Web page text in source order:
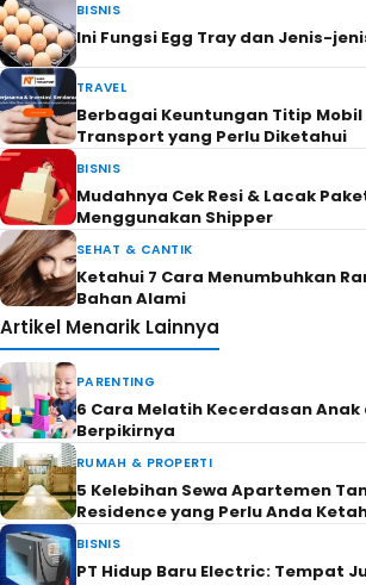
BISNIS
Ini Fungsi Egg Tray dan Jenis-
TRAVEL
Berbagai Keuntungan Titip
Transport yang Perlu Diketahui
BISNIS
Mudahnya Cek Resi & Lacak
Menggunakan Shipper
SEHAT & CANTIK
Ketahui 7 Cara Menumbuhkan
Bahan Alami
Artikel Menarik Lainnya
PARENTING
6 Cara Melatih Kecerdasan
Berpikirnya
RUMAH & PROPERTI
5 Kelebihan Sewa Apartemen
Residence yang Perlu Anda
BISNIS
PT Hidup Baru Electric: Tempat